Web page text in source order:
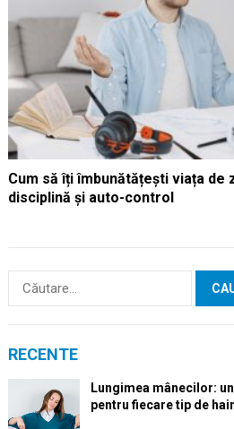
Cum să îți îmbunătățești viața de
disciplină și auto-control
Caută
RECENTE
Lungimea mânecilor:
pentru fiecare tip de